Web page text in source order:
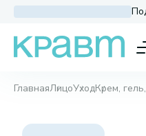
ГлавнаяЛицоУходКрем,